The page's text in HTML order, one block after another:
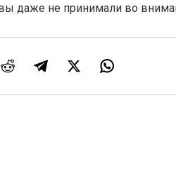
даже не принимали во